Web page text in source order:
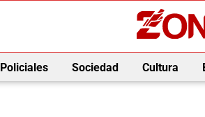
Policiales Sociedad Cultura